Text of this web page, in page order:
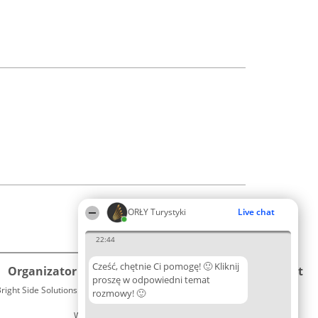
ORŁY Turystyki Live chat
22:44
Cześć, chętnie Ci pomogę! 🙂 Kliknij
proszę w odpowiedni temat
rozmowy! 🙂
Organizator plebiscytu
Side Solutions sp. z o. o. sp. k.
ul. Ruska 22
Wrocław 50-079
Plebiscyt
Lista
Kontakt